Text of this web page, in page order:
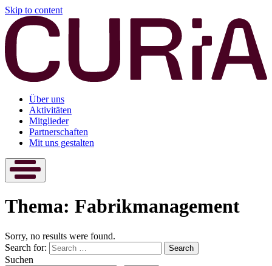
Skip to content
Über uns
Aktivitäten
Mitglieder
Partnerschaften
Mit uns gestalten
Thema: Fabrikmanagement
Sorry, no results were found.
Search for:
Search
Suchen